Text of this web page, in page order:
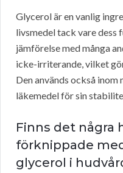
Glycerol är en vanlig
livsmedel tack vare dess
jämförelse med många
icke-irriterande, vilket
Den används också
läkemedel för sin
Finns det några
förknippade
glycerol i